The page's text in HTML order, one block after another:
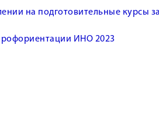
на подготовительные курсы
ИНО 2023